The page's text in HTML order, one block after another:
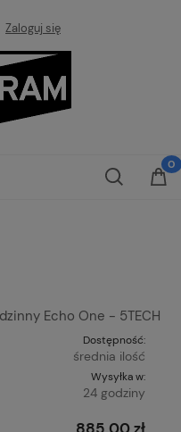
Zaloguj się
Echo One - 5TECH
Dostępność:
średnia ilość
Wysyłka w:
24 godziny